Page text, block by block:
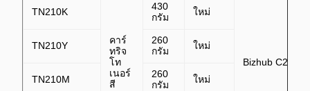
TN210K
คาร์
ทริจ
โท
เนอร์
สี
430
กรัม
ใหม่
Bizhub
TN210Y
260
กรัม
ใหม่
TN210M
260
กรัม
ใหม่